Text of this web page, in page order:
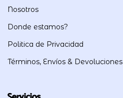
Nosotros
Donde estamos?
Politica de Privacidad
Términos, Envíos & Devoluciones